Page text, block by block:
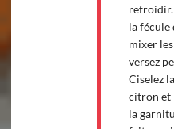
refroidir.
la fécule
mixer
versez
Ciselez
citron et
la